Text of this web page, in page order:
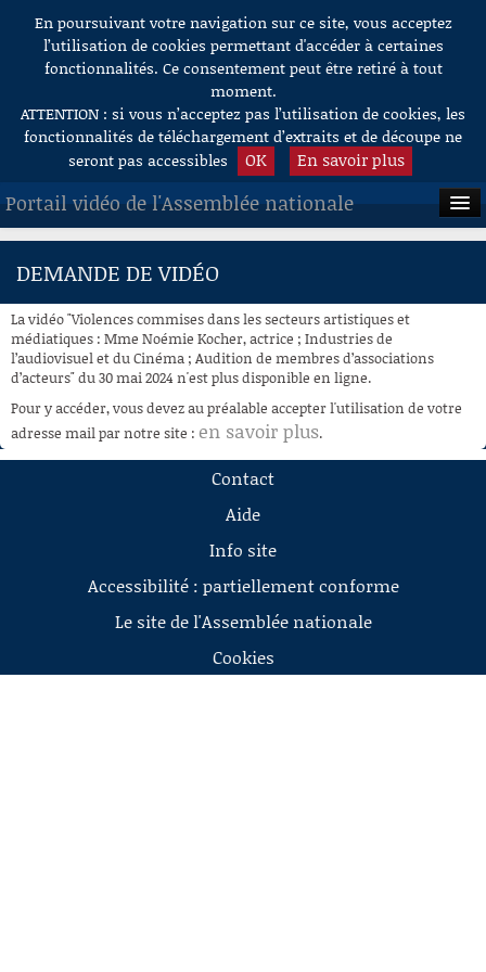
Aller au contenu
En poursuivant votre navigation sur ce site, vous acceptez
l’utilisation de cookies permettant d'accéder à certaines
fonctionnalités. Ce consentement peut être retiré à tout
moment.
ATTENTION : si vous n’acceptez pas l’utilisation de cookies, les
fonctionnalités de téléchargement d’extraits et de découpe ne
seront pas accessibles
OK En savoir plus
Portail vidéo de l'Assemblée nationale
ACCUEIL
À LA DEMANDE
RECHERCHE
AIDE À LA DÉCOUPE
DE VIDÉOS
DEMANDE DE VIDÉO
La vidéo "Violences commises dans les secteurs artistiques et
médiatiques : Mme Noémie Kocher, actrice ; Industries de
l’audiovisuel et du Cinéma ; Audition de membres d’associations
d’acteurs" du 30 mai 2024 n'est plus disponible en ligne.
Pour y accéder, vous devez au préalable accepter l'utilisation de votre
adresse mail par notre site : en savoir plus.
Contact
Aide
Info site
Accessibilité : partiellement conforme
Le site de l'Assemblée nationale
Cookies